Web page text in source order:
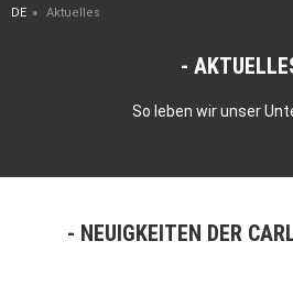
DE Aktuelles
So leben wir unser
NEUIGKEITEN DER